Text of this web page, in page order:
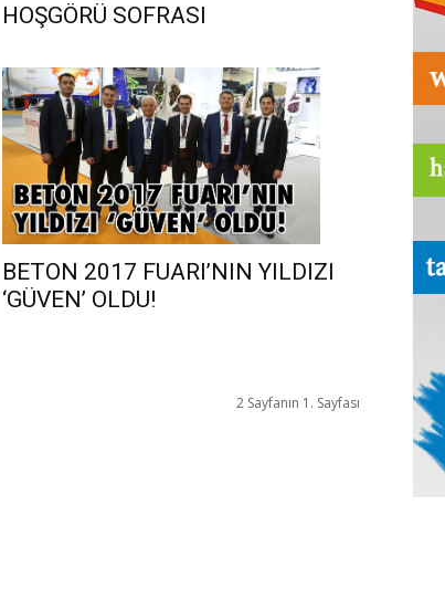
HOŞGÖRÜ SOFRASI
BETON 2017 FUARI’NIN YILDIZI
‘GÜVEN’ OLDU!
2 Sayfanın 1. Sayfası